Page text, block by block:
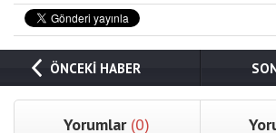
ÖNCEKİ HABER
Yorumlar (0)